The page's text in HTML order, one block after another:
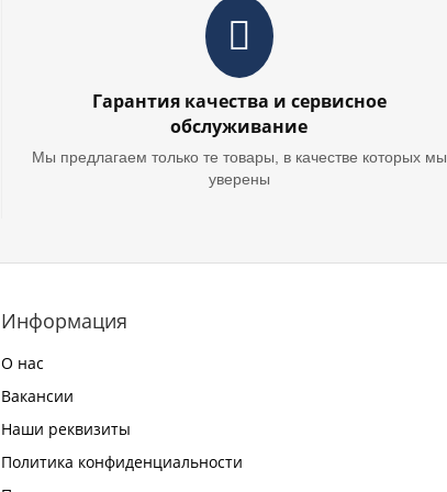
Гарантия качества и сервисное
обслуживание
Мы предлагаем только те товары, в качестве которых мы
уверены
Информация
О нас
Вакансии
Наши реквизиты
Политика конфиденциальности